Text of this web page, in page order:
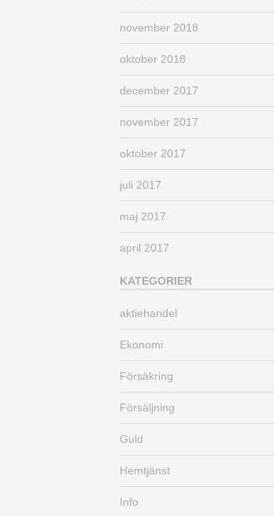
november 2018
oktober 2018
december 2017
november 2017
oktober 2017
juli 2017
maj 2017
april 2017
KATEGORIER
aktiehandel
Ekonomi
Försäkring
Försäljning
Guld
Hemtjänst
Info